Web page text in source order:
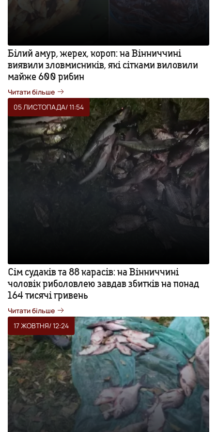
Білий амур, жерех, короп: на Вінниччині
виявили зловмисників, які сітками виловили
майже 600 рибин
Читати більше
05 ЛИСТОПАДА/ 11:54
Сім судаків та 88 карасів: на Вінниччині
чоловік риболовлею завдав збитків на понад
164 тисячі гривень
Читати більше
17 ЖОВТНЯ/ 12:24